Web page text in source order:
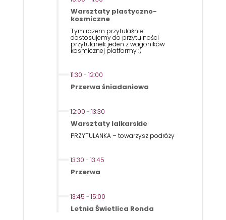
Warsztaty plastyczno-
kosmiczne
Tym razem przytulaśnie
dostosujemy do przytulności
przytulanek jeden z wagoników
kosmicznej platformy :)
11:30 - 12:00
Przerwa śniadaniowa
12:00 - 13:30
Warsztaty lalkarskie
PRZYTULANKA – towarzysz podróży
13:30 - 13:45
Przerwa
13:45 - 15:00
Letnia Świetlica Ronda